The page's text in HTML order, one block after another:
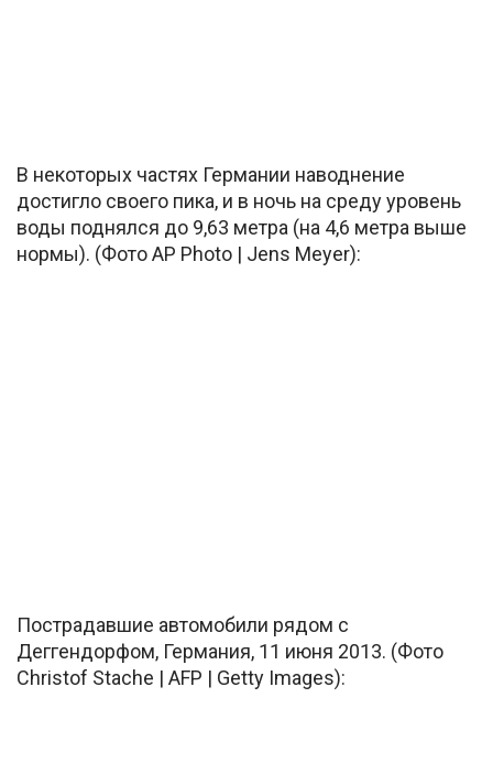
В некоторых частях Германии наводнение
достигло своего пика, и в ночь на среду уровень
воды поднялся до 9,63 метра (на 4,6 метра выше
нормы). (Фото AP Photo | Jens Meyer):
Пострадавшие автомобили рядом с
Деггендорфом, Германия, 11 июня 2013. (Фото
Christof Stache | AFP | Getty Images):